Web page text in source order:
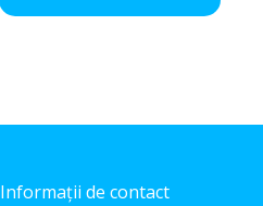
Informaţii de contact